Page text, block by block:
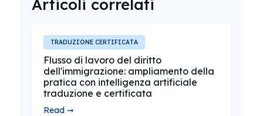
Articoli correlati
TRADUZIONE CERTIFICATA
Flusso di lavoro del diritto
dell'immigrazione: ampliamento della
pratica con intelligenza artificiale
traduzione e certificata
Read ➞